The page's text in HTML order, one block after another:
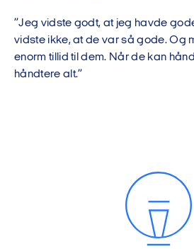
”Jeg vidste godt, at jeg havde
vidste ikke, at de var så gode. Og
enorm tillid til dem. Når de kan
håndtere alt.”